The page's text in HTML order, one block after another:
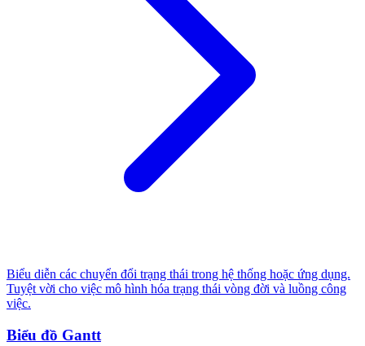
Biểu diễn các chuyển đổi trạng thái trong hệ thống hoặc ứng dụng.
Tuyệt vời cho việc mô hình hóa trạng thái vòng đời và luồng công
việc.
Biểu đồ Gantt